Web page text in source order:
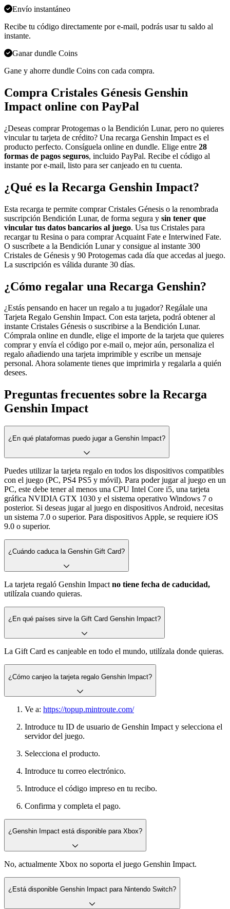
Envío instantáneo
Recibe tu código directamente por e-mail, podrás usar tu saldo al
instante.
Ganar dundle Coins
Gane y ahorre dundle Coins con cada compra.
Compra Cristales Génesis Genshin
Impact online con PayPal
¿Deseas comprar Protogemas o la Bendición Lunar, pero no quieres
vincular tu tarjeta de crédito? Una recarga Genshin Impact es el
producto perfecto. Consíguela online en dundle. Elige entre 28
formas de pagos seguros, incluido PayPal. Recibe el código al
instante por e-mail, listo para ser canjeado en tu cuenta.
¿Qué es la Recarga Genshin Impact?
Esta recarga te permite comprar Cristales Génesis o la renombrada
suscripción Bendición Lunar, de forma segura y sin tener que
vincular tus datos bancarios al juego. Usa tus Cristales para
recargar tu Resina o para comprar Acquaint Fate e Interwined Fate.
O suscríbete a la Bendición Lunar y consigue al instante 300
Cristales de Génesis y 90 Protogemas cada día que accedas al juego.
La suscripción es válida durante 30 días.
¿Cómo regalar una Recarga Genshin?
¿Estás pensando en hacer un regalo a tu jugador? Regálale una
Tarjeta Regalo Genshin Impact. Con esta tarjeta, podrá obtener al
instante Cristales Génesis o suscribirse a la Bendición Lunar.
Cómprala online en dundle, elige el importe de la tarjeta que quieres
comprar y envía el código por e-mail o, mejor aún, personaliza el
regalo añadiendo una tarjeta imprimible y escribe un mensaje
personal. Ahora solamente tienes que imprimirla y regalarla a quién
desees.
Preguntas frecuentes sobre la Recarga
Genshin Impact
¿En qué plataformas puedo jugar a Genshin Impact?
Puedes utilizar la tarjeta regalo en todos los dispositivos compatibles
con el juego (PC, PS4 PS5 y móvil). Para poder jugar al juego en un
PC, este debe tener al menos una CPU Intel Core i5, una tarjeta
gráfica NVIDIA GTX 1030 y el sistema operativo Windows 7 o
posterior. Si deseas jugar al juego en dispositivos Android, necesitas
un sistema 7.0 o superior. Para dispositivos Apple, se requiere iOS
9.0 o superior.
¿Cuándo caduca la Genshin Gift Card?
La tarjeta regaló Genshin Impact no tiene fecha de caducidad,
utilízala cuando quieras.
¿En qué países sirve la Gift Card Genshin Impact?
La Gift Card es canjeable en todo el mundo, utilízala donde quieras.
¿Cómo canjeo la tarjeta regalo Genshin Impact?
Ve a: https://topup.mintroute.com/
Introduce tu ID de usuario de Genshin Impact y selecciona el
servidor del juego.
Selecciona el producto.
Introduce tu correo electrónico.
Introduce el código impreso en tu recibo.
Confirma y completa el pago.
¿Genshin Impact está disponible para Xbox?
No, actualmente Xbox no soporta el juego Genshin Impact.
¿Está disponible Genshin Impact para Nintendo Switch?